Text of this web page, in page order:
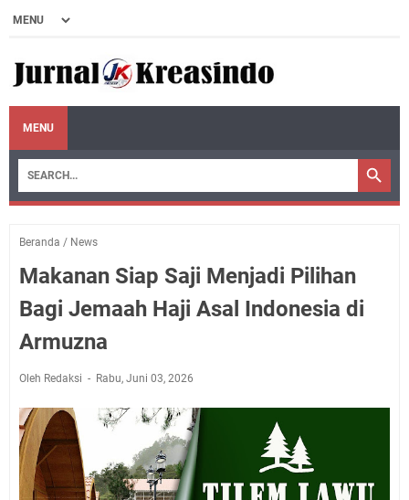
MENU
Beranda / News
Makanan Siap Saji Menjadi Pilihan
Bagi Jemaah Haji Asal Indonesia di
Armuzna
Oleh Redaksi Rabu, Juni 03, 2026